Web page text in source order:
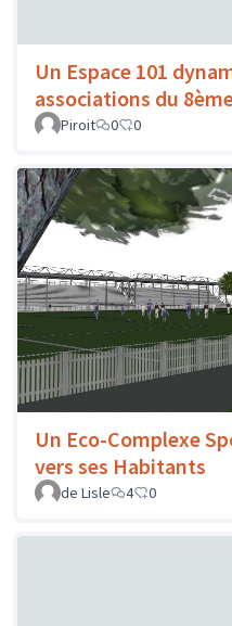
Un Espace 101
associations du
Piroit
0 0
Un Eco-Complexe
vers ses Habitants
de Lisle
4 0